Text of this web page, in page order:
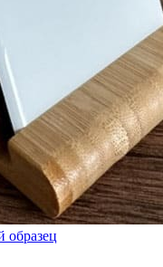
образец